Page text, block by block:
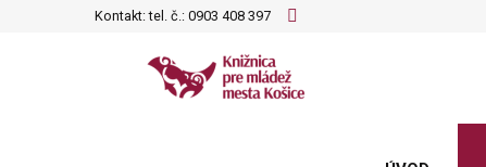
Kontakt: tel. č.: 0903 408 397